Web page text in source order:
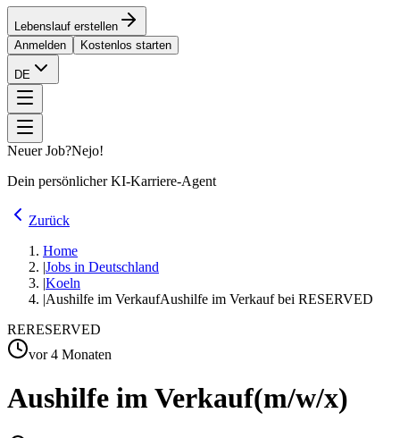
Lebenslauf erstellen
Anmelden
Kostenlos starten
DE
Neuer Job?Nejo!
Dein persönlicher KI-Karriere-Agent
Zurück
Home
|Jobs in Deutschland
|Koeln
|Aushilfe im VerkaufAushilfe im Verkauf bei RESERVED
RERESERVED
vor 4 Monaten
Aushilfe im Verkauf(m/w/x)